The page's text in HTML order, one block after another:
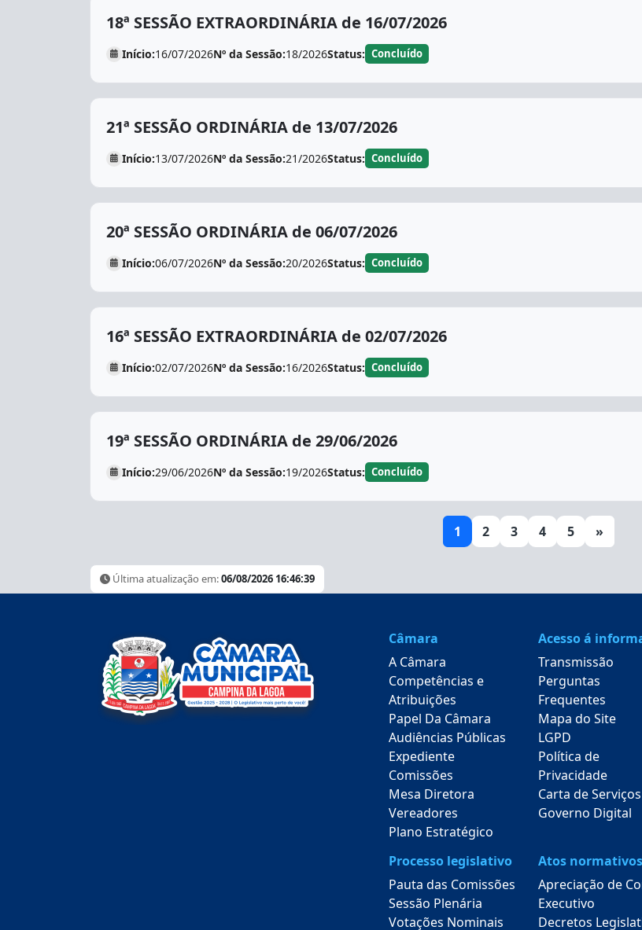
18ª SESSÃO EXTRAORDINÁRIA de 16/07/2026
Início:16/07/2026Nº da Sessão:18/2026Status: Concluído
21ª SESSÃO ORDINÁRIA de 13/07/2026
Início:13/07/2026Nº da Sessão:21/2026Status: Concluído
20ª SESSÃO ORDINÁRIA de 06/07/2026
Início:06/07/2026Nº da Sessão:20/2026Status: Concluído
16ª SESSÃO EXTRAORDINÁRIA de 02/07/2026
Início:02/07/2026Nº da Sessão:16/2026Status: Concluído
19ª SESSÃO ORDINÁRIA de 29/06/2026
Início:29/06/2026Nº da Sessão:19/2026Status: Concluído
1 2 3 4 5 »
Última atualização em:06/08/2026 16:46:39
Câmara
A Câmara
Competências e
Atribuições
Papel Da Câmara
Audiências Públicas
Expediente
Comissões
Mesa Diretora
Vereadores
Plano Estratégico
Acesso á
Transmissão
Perguntas
Frequentes
Mapa do Site
LGPD
Política de
Privacidade
Carta de Serviços
Governo Digital
Processo legislativo
Pauta das Comissões
Sessão Plenária
Votações Nominais
Atos normativos
Apreciação de
Executivo
Decretos